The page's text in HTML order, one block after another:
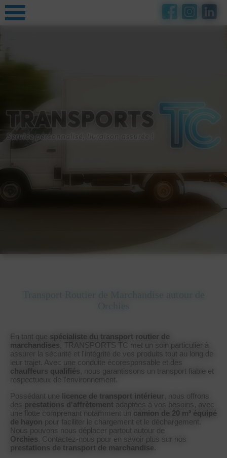
Panneau de gestion des cookies
En tant que spécialiste du transport routier de
marchandises
, TRANSPORTS TC met un soin particulier à
assurer la sécurité et l'intégrité de vos produits tout au long de
leur trajet. Avec une conduite écoresponsable et des
chauffeurs qualifiés , nous garantissons un transport fiable et
respectueux de l'environnement.
Possédant une licence de transport intérieur
, nous offrons
des prestations d'affrètement
adaptées à vos besoins, avec
une flotte comprenant notamment un
camion de 20 m³ équipé
de hayon pour faciliter le chargement et le déchargement.
Nous pouvons nous déplacer partout autour de
Orchies . Contactez-nous pour en savoir plus sur nos
prestations de transport de marchandise.